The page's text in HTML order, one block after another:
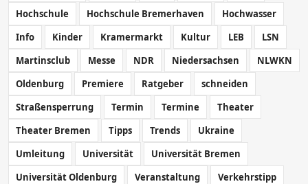
Hochschule
Hochschule Bremerhaven
Hochwasser
Info
Kinder Kramermarkt Kultur LEB
LSN
Martinsclub
Messe NDR Niedersachsen
NLWKN
Oldenburg
Premiere Ratgeber
schneiden
Straßensperrung
Termin Termine
Theater
Theater Bremen
Tipps Trends
Ukraine
Umleitung
Universität
Universität Bremen
Universität Oldenburg
Veranstaltung
Verkehrstipp